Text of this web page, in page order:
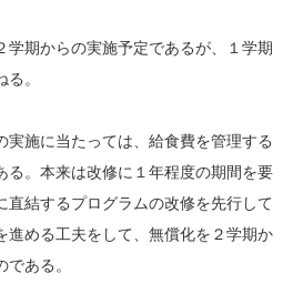
期からの実施予定であるが、１学期
。
施に当たっては、給食費を管理する
る。本来は改修に１年程度の期間を要
直結するプログラムの改修を先行して
進める工夫をして、無償化を２学期か
ある。